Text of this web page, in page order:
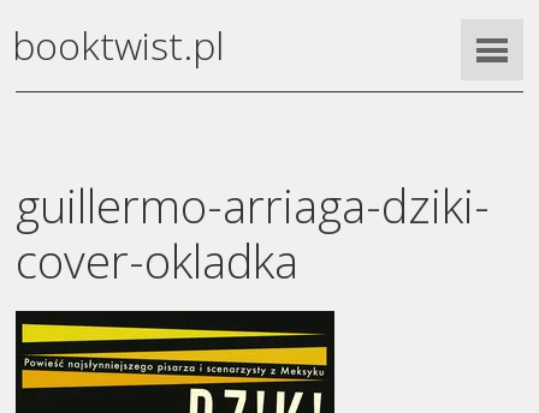
booktwist.pl
guillermo-arriaga-dziki-
cover-okladka